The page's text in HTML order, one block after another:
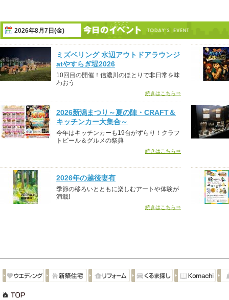
2026年8月7日(金)
ミズベリング 水辺アウトドアラウンジ
atやすらぎ堤2026
10回目の開催！信濃川のほとりで非日常を味
わおう
続きはこちら⇒
2026新潟まつり～夏の陣・CRAFT＆
キッチンカー大集合～
今年はキッチンカーも19台がずらり！クラフ
トビール＆グルメの祭典
続きはこちら⇒
2026年の越後妻有
季節の移ろいとともに楽しむアートや体験が
満載!
続きはこちら⇒